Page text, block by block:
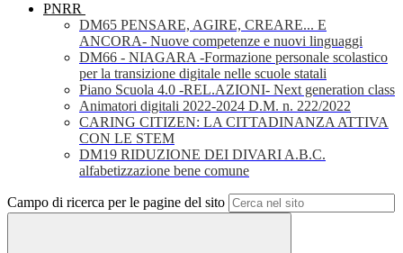
PNRR
DM65 PENSARE, AGIRE, CREARE... E
ANCORA- Nuove competenze e nuovi linguaggi
DM66 - NIAGARA -Formazione personale scolastico
per la transizione digitale nelle scuole statali
Piano Scuola 4.0 -REL.AZIONI- Next generation class
Animatori digitali 2022-2024 D.M. n. 222/2022
CARING CITIZEN: LA CITTADINANZA ATTIVA
CON LE STEM
DM19 RIDUZIONE DEI DIVARI A.B.C.
alfabetizzazione bene comune
Campo di ricerca per le pagine del sito